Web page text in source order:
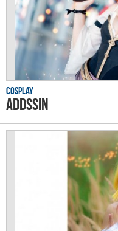
Cosplay
ADDssin